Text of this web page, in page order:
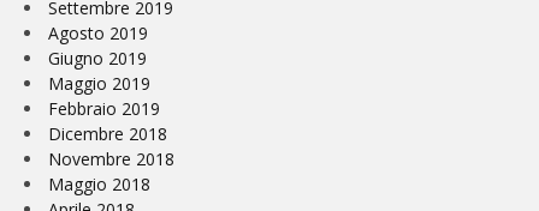
Settembre 2019
Agosto 2019
Giugno 2019
Maggio 2019
Febbraio 2019
Dicembre 2018
Novembre 2018
Maggio 2018